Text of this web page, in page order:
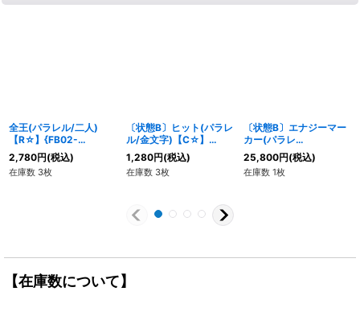
全王(パラレル/二人)
【R☆】{FB02-
049[FB08]}
2,780円(税込)
在庫数 3枚
〔状態B〕ヒット(パラレ
ル/金文字)【C☆】
{FS10-12}
1,280円(税込)
在庫数 3枚
〔状態B〕エナジーマー
カー(パラレ
ル/Sparking ZERO)
【☆】{E-04}
25,800円(税込)
在庫数 1枚
【在庫数について】